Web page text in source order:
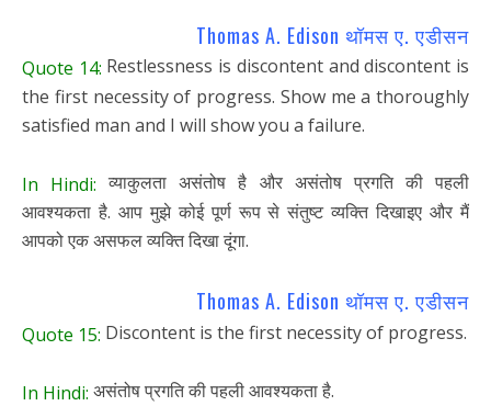
Thomas A. Edison थॉमस ए. एडीसन
Quote 14: Restlessness is discontent and discontent is
the first necessity of progress. Show me a thoroughly
satisfied man and I will show you a failure.
In Hindi: व्याकुलता असंतोष है और असंतोष प्रगति की पहली
आवश्यकता है. आप मुझे कोई पूर्ण रूप से संतुष्ट व्यक्ति दिखाइए और मैं
आपको एक असफल व्यक्ति दिखा दूंगा.
Thomas A. Edison थॉमस ए. एडीसन
Quote 15: Discontent is the first necessity of progress.
In Hindi: असंतोष प्रगति की पहली आवश्यकता है.